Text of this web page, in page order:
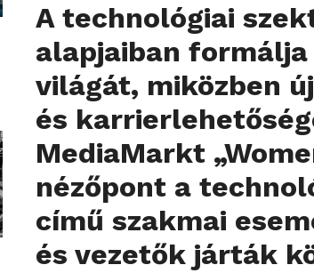
A technológiai
alapjaiban
világát, miközben
és
MediaMarkt
nézőpont a
című szakmai
és vezetők járták